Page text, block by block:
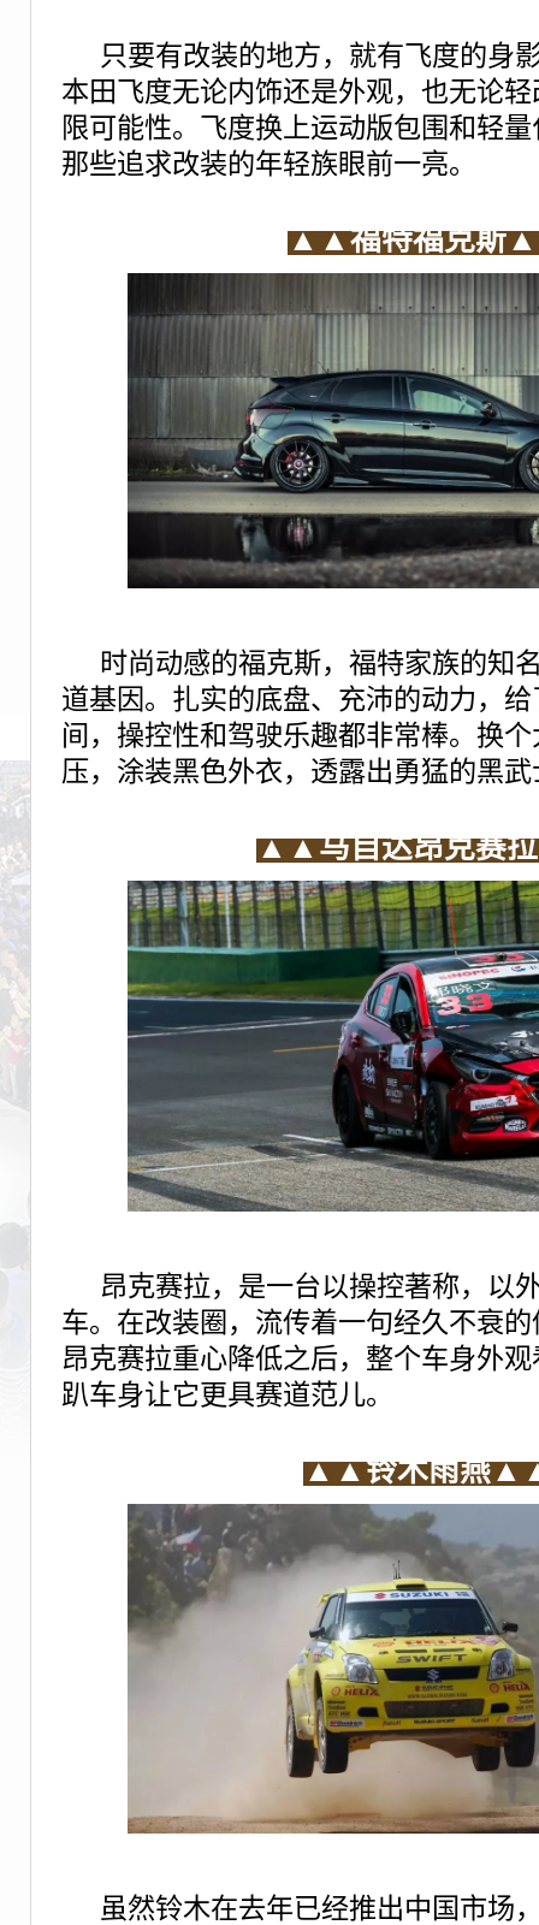
只要有改装的地方，就有飞度的身
本田飞度无论内饰还是外观，也无论
限可能性。飞度换上运动版包围和轻
那些追求改装的年轻族眼前一亮。
▲▲福特福克斯
时尚动感的福克斯，福特家族的知
道基因。扎实的底盘、充沛的动力，
间，操控性和驾驶乐趣都非常棒。换
压，涂装黑色外衣，透露出勇猛的黑
▲▲马自达昂克赛
昂克赛拉，是一台以操控著称，以
车。在改装圈，流传着一句经久不衰
昂克赛拉重心降低之后，整个车身外
趴车身让它更具赛道范儿。
▲▲铃木雨燕
虽然铃木在去年已经推出中国市场